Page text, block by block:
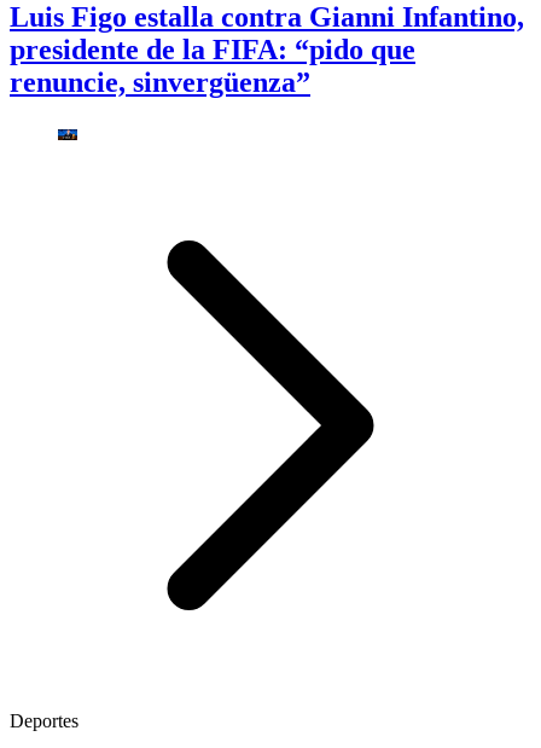
Luis Figo estalla contra Gianni Infantino,
presidente de la FIFA: “pido que
renuncie, sinvergüenza”
Deportes